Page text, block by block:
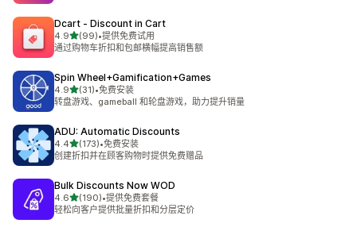
Dcart ‑ Discount in Cart
4.9星（满分 5 星）
(99)
总共 99 条评论
•提供免费试用
通过购物车折扣和包邮横幅提高销售额
Spin Wheel+Gamification+Games
4.9星（满分 5 星）
(31)
总共 31 条评论
•免费安装
转盘游戏、gameball 和轮盘游戏，助力提升销量
ADU: Automatic Discounts
4.4星（满分 5 星）
(173)
总共 173 条评论
•免费安装
创建折扣并在顾客购物时提供免费赠品
Bulk Discounts Now WOD
4.6星（满分 5 星）
(190)
总共 190 条评论
•提供免费套餐
轻松向客户提供批量折扣和分层定价